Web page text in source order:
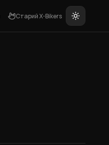
Старий X-Bikers